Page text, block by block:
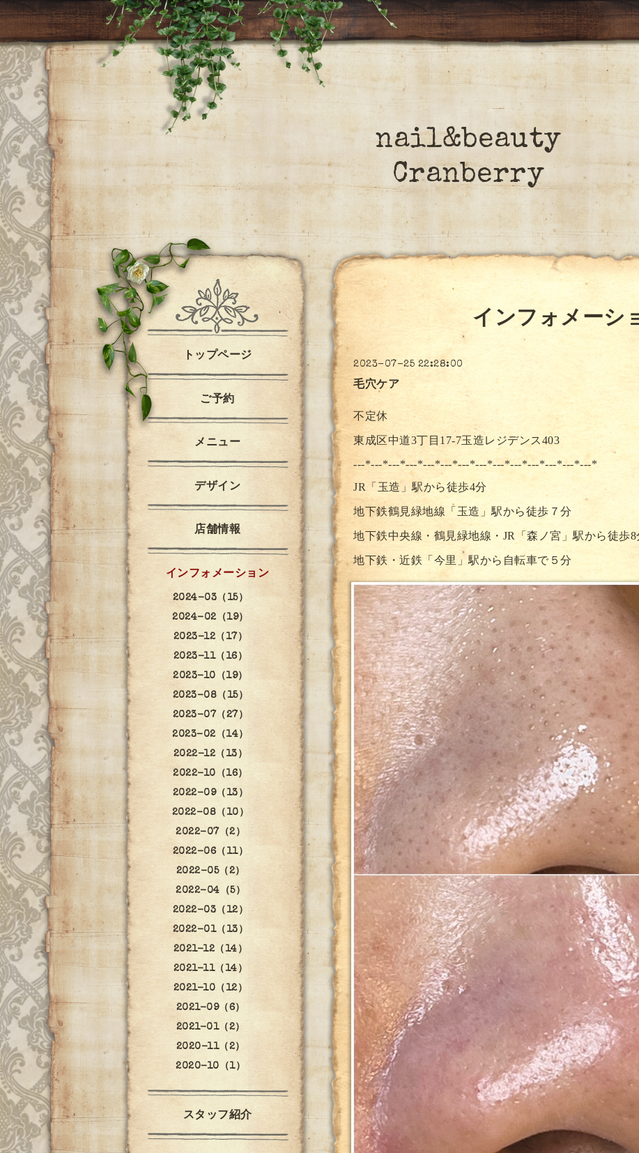
nail&beauty
Cranberry
インフォメーシ
2023-07-25 22:28:00
毛穴ケア
不定休
東成区中道3丁目17-7玉造レジデンス403
---*---*---*---*---*---*---*---*---*---*---*---*---*---*
JR「玉造」駅から徒歩4分
地下鉄鶴見緑地線「玉造」駅から徒歩７分
地下鉄中央線・鶴見緑地線・JR「森ノ宮」駅から徒歩8
地下鉄・近鉄「今里」駅から自転車で５分
トップページ
ご予約
メニュー
デザイン
店舗情報
インフォメーション
2024-03（15）
2024-02（19）
2023-12（17）
2023-11（16）
2023-10（19）
2023-08（15）
2023-07（27）
2023-02（14）
2022-12（13）
2022-10（16）
2022-09（13）
2022-08（10）
2022-07（2）
2022-06（11）
2022-05（2）
2022-04（5）
2022-03（12）
2022-01（13）
2021-12（14）
2021-11（14）
2021-10（12）
2021-09（6）
2021-01（2）
2020-11（2）
2020-10（1）
スタッフ紹介